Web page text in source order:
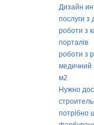
Дизайн
послуги з
роботи з
порталів
роботи з
медичний
м2
Нужно
потрібно